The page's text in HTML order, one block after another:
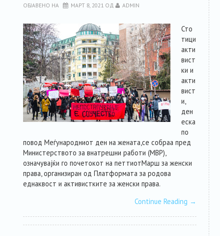
ОБЈАВЕНО НА МАРТ 8, 2021 ОД ADMIN
Сто
тици
акти
вист
ки и
акти
вист
и,
ден
еска
по
повод Меѓународниот ден на жената,се собраа пред
Министерството за внатрешни работи (МВР),
означувајќи го почетокот на петтиотМарш за женски
права, организиран од Платформата за родова
еднаквост и активистките за женски права.
Continue Reading →